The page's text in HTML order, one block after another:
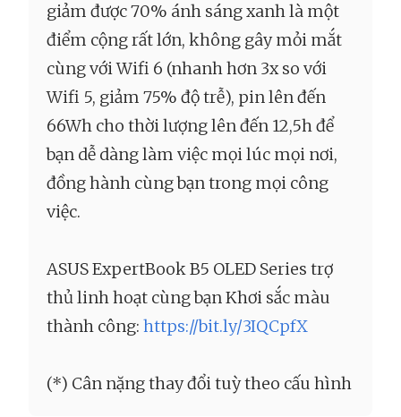
giảm được 70% ánh sáng xanh là một
điểm cộng rất lớn, không gây mỏi mắt
cùng với Wifi 6 (nhanh hơn 3x so với
Wifi 5, giảm 75% độ trễ), pin lên đến
66Wh cho thời lượng lên đến 12,5h để
bạn dễ dàng làm việc mọi lúc mọi nơi,
đồng hành cùng bạn trong mọi công
việc.
ASUS ExpertBook B5 OLED Series trợ
thủ linh hoạt cùng bạn Khơi sắc màu
thành công: https://bit.ly/3IQCpfX
(*) Cân nặng thay đổi tuỳ theo cấu hình